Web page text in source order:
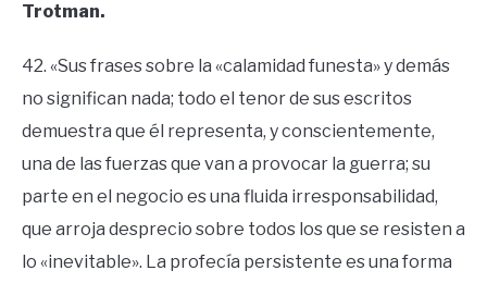
Trotman.
42. «Sus frases sobre la «calamidad funesta» y demás
no significan nada; todo el tenor de sus escritos
demuestra que él representa, y conscientemente,
una de las fuerzas que van a provocar la guerra; su
parte en el negocio es una fluida irresponsabilidad,
que arroja desprecio sobre todos los que se resisten a
lo «inevitable». La profecía persistente es una forma